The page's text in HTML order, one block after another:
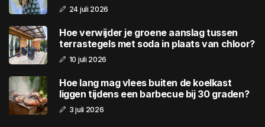
24 juli 2026
Hoe verwijder je groene aanslag tussen
terrastegels met soda in plaats van chloor?
10 juli 2026
Hoe lang mag vlees buiten de koelkast
liggen tijdens een barbecue bij 30 graden?
3 juli 2026